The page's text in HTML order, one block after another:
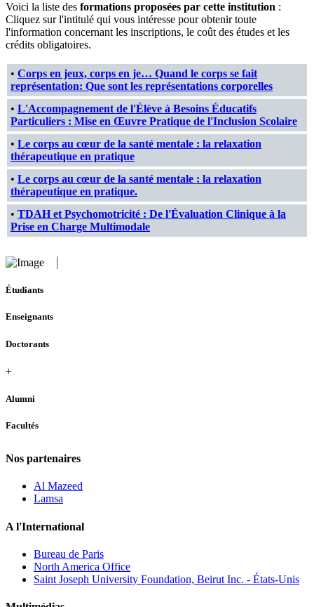
Voici la liste des formations proposées par cette institution :
Cliquez sur l'intitulé qui vous intéresse pour obtenir toute
l'information concernant les inscriptions, le coût des études et les
crédits obligatoires.
• Corps en jeux, corps en je… Quand le corps se fait
représentation: Que sont les représentations corporelles
• L'Accompagnement de l'Élève à Besoins Éducatifs
Particuliers : Mise en Œuvre Pratique de l'Inclusion Scolaire
• Le corps au cœur de la santé mentale : la relaxation
thérapeutique en pratique
• Le corps au cœur de la santé mentale : la relaxation
thérapeutique en pratique.
• TDAH et Psychomotricité : De l'Évaluation Clinique à la
Prise en Charge Multimodale
Étudiants
Enseignants
Doctorants
+
Alumni
Facultés
Nos partenaires
Al Mazeed
Lamsa
A l'International
Bureau de Paris
North America Office
Saint Joseph University Foundation, Beirut Inc. - États-Unis